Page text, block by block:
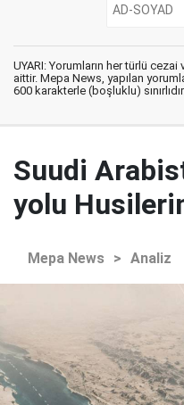
UYARI: Yorumların her türlü
aittir. Mepa News, yapılan
600 karakterle (boşluklu) sınırlıdır.
Suudi
yolu
Mepa News > Analiz